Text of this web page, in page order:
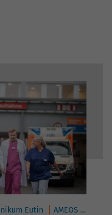
Eutin AMEOS Klinikum Oldenburg